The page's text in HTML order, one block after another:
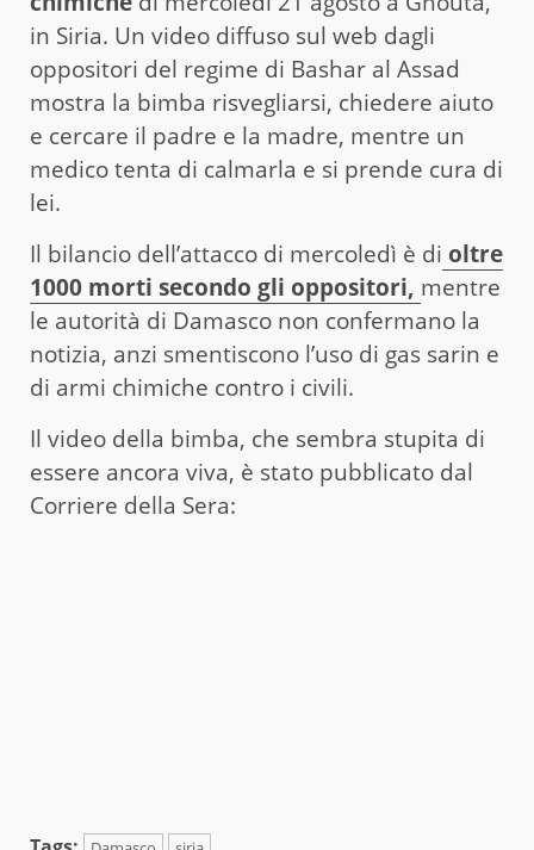
in Siria. Un video diffuso sul web dagli
oppositori del regime di Bashar al Assad
mostra la bimba risvegliarsi, chiedere aiuto
e cercare il padre e la madre, mentre un
medico tenta di calmarla e si prende cura di
lei.
Il bilancio dell’attacco di mercoledì è di oltre
1000 morti secondo gli oppositori, mentre
le autorità di Damasco non confermano la
notizia, anzi smentiscono l’uso di gas sarin e
di armi chimiche contro i civili.
Il video della bimba, che sembra stupita di
essere ancora viva, è stato pubblicato dal
Corriere della Sera: